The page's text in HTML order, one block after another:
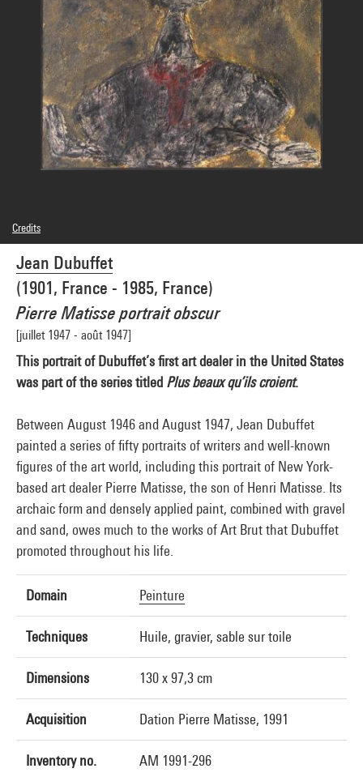
Jean Dubuffet
(1901, France - 1985, France)
Pierre Matisse portrait obscur
[juillet 1947 - août 1947]
This portrait of Dubuffet’s first art dealer in the United States
was part of the series titled Plus beaux qu’ils croient.
Between August 1946 and August 1947, Jean Dubuffet
painted a series of fifty portraits of writers and well-known
figures of the art world, including this portrait of New York-
based art dealer Pierre Matisse, the son of Henri Matisse. Its
archaic form and densely applied paint, combined with gravel
and sand, owes much to the works of Art Brut that Dubuffet
promoted throughout his life.
Domain Peinture
Techniques Huile, gravier, sable sur toile
Dimensions 130 x 97,3 cm
Acquisition Dation Pierre Matisse, 1991
Inventory no. AM 1991-296
Credits
© Adagp, Paris
Photo credits : Centre Pompidou, MNAM-CCI/Georges Meguerditchian/Dist.
GrandPalaisRmn
Image reference : 4N87654
Image presentation :GrandPalaisRmnPhoto